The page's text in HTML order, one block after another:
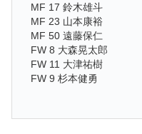
MF 17 鈴木雄斗
MF 23 山本康裕
MF 50 遠藤保仁
FW 8 大森晃太郎
FW 11 大津祐樹
FW 9 杉本健勇